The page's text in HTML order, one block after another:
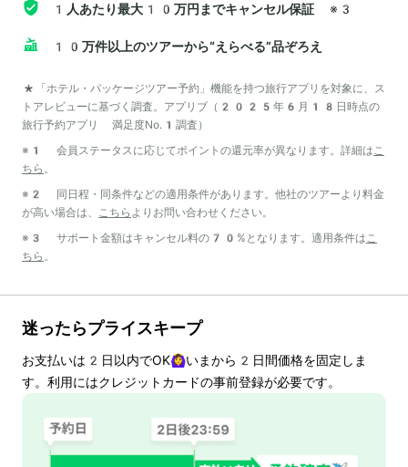
1人あたり最大10万円までキャンセル保証 ※3
10万件以上のツアーから“えらべる”品ぞろえ
*「ホテル・パッケージツアー予約」機能を持つ旅行アプリを対象に、ス
トアレビューに基づく調査。アプリブ（2025年6月18日時点の
旅行予約アプリ 満足度No.1調査）
※1 会員ステータスに応じてポイントの還元率が異なります。詳細はこ
ちら 。
※2 同日程・同条件などの適用条件があります。他社のツアーより料金
が高い場合は、 こちら よりお問い合わせください。
※3 サポート金額はキャンセル料の70%となります。適用条件はこ
ちら 。
迷ったらプライスキープ
お支払いは 2 日以内でOK🙆‍♀️いまから 2 日間価格を固定しま
す。利用にはクレジットカードの事前登録が必要です。